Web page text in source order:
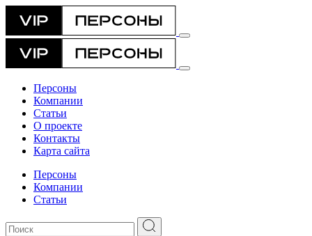
Персоны
Компании
Статьи
О проекте
Контакты
Карта сайта
Персоны
Компании
Статьи